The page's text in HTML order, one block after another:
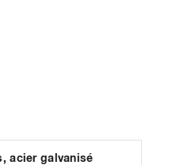
acier galvanisé